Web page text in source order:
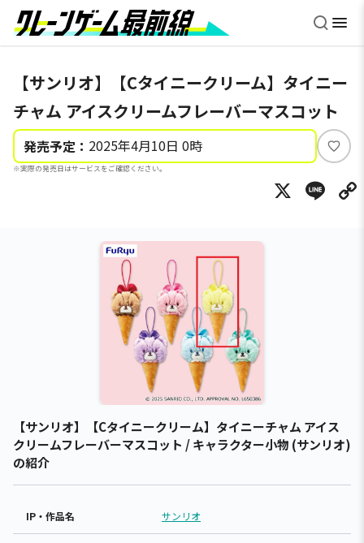
【サンリオ】【Cタイニークリーム】タイニー
チャム アイスクリームフレーバーマスコット
発売予定： 2025年4月10日 0時
※実際の発売日はサービスをご確認ください。
い
ね
X
【サンリオ】【Cタイニークリーム】タイニーチャム アイス
クリームフレーバーマスコット / キャラクター小物 (サンリオ)
の紹介
IP・作品名 サンリオ